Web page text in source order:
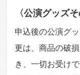
〈公演グッズ
申込後の公演グ
更は、商品の破
き、一切お受け